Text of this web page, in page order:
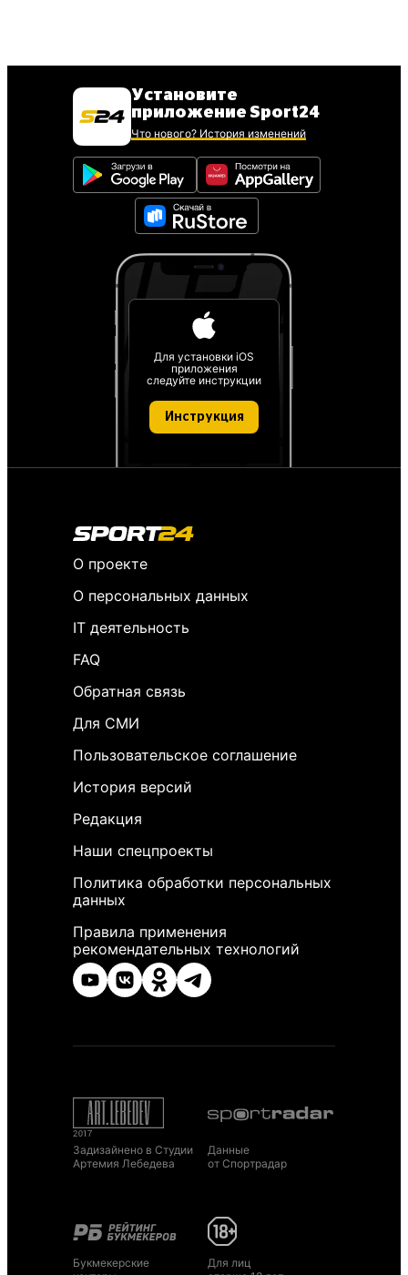
Установите
приложение Sport24
Что нового? История изменений
Для установки iOS
приложения
следуйте инструкции
Инструкция
О проекте
О персональных данных
IT деятельность
FAQ
Обратная связь
Для СМИ
Пользовательское соглашение
История версий
Редакция
Наши спецпроекты
Политика обработки персональных
данных
Правила применения
рекомендательных технологий
Задизайнено в Студии
Артемия Лебедева
Данные
от Спортрадар
Букмекерские
Для лиц